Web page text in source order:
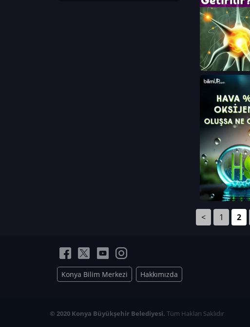
< 1 2
Konya Bilim Merkezi Hakkımızda
© 2020 Konya Büyükşehir Belediyesi. Tüm Hakları Saklıdır